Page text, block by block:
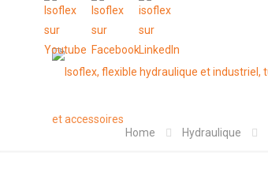
Home Hydraulique